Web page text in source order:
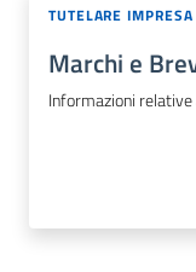
TUTELARE
Marchi e
Informazioni